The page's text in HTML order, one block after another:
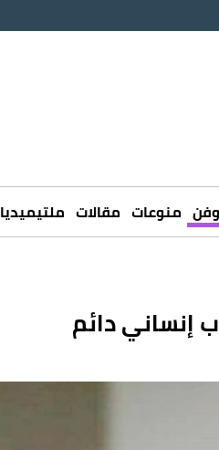
منوعات مقالات ملتيميديا
إنساني دائم